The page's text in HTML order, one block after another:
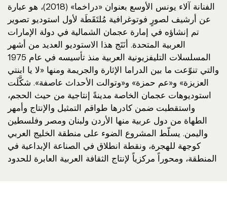
الفنانة آلاء يونس الأوسع بعنوان «دراخما» (2018)، هو عبارة
عن أرشيف لصورٍ فوتوغرافية مُلتَقَطَة لأول استوديو تصوير
تم إنشاؤه في إمارة عجمان الشمالية في دولة الإمارات
العربية المتحدة. أنَتَج هذا الاستوديو العديد من أشهر
المسلسلات التليفزيونية العربية منذ تأسيسه في عام 1975
والتي تنوّعت ما بين الدراما الإثارة والجريمة ومنها «لا يا ابنتي
العزيزة» و«عم حمزة» و«وتوالت الأحداث عاصفة». شكَّلَت
استوديوهات عجمان الخاصة مدينةً إنتاجية من حيث الحجم،
واستقطبت ضمن كادرها طواقم التمثيل والإنتاج وأمهر
الطهاة من دول عربية منها الأردن ولبنان ومصر وفلسطين
واليمن. يسلّط المشروع الضوء على منطقة الخليج العربي
كوجهة للهجرة، ونقطة انطلاق في الصناعة الإبداعية في
المنطقة، ومحوراً مركزياً لإنتاج الثقافة العربية العابرة للحدود